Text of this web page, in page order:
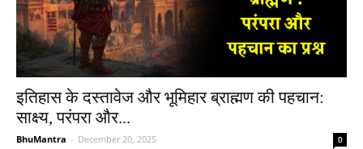
इतिहास के दस्तावेज और भूमिहार ब्राह्मण की पहचान:
साक्ष्य, परंपरा और...
BhuMantra - December 20, 2025 0